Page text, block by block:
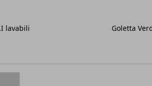
lavabili
Goletta